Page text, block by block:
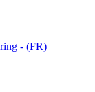
- (FR)